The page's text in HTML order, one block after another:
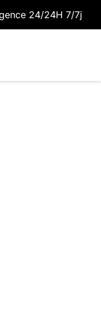
24/24H 7/7j